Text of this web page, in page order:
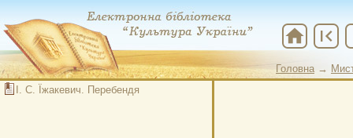
Головна →
Головна→
home first_page
І. С. Їжакевич. Перебендя